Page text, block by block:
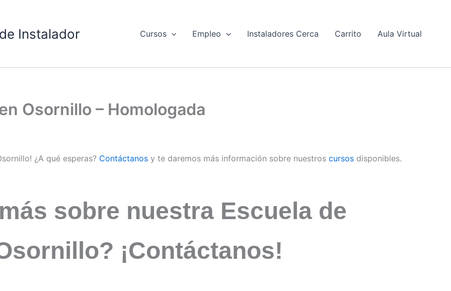
Instalador Cursos Empleo Instaladores Cerca Carrito Aula Virtual
Osornillo – Homologada
¿A qué esperas? Contáctanos y te daremos más información sobre nuestros cursos disponibles.
sobre nuestra Escuela de
¡Contáctanos!